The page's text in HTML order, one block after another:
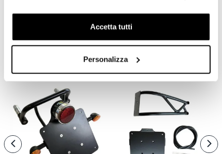
Accetta tutti
Personalizza
PRODOTTI CHE TI POTREBBERO